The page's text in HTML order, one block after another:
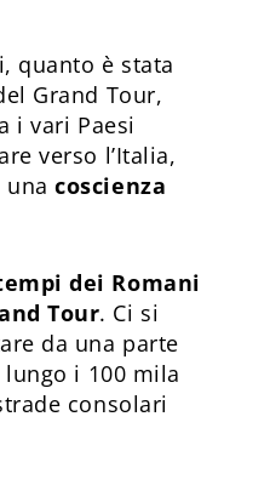
quanto è stata
Grand Tour,
i vari Paesi
verso l’Italia,
unacoscienza
dei Romani
Tour. Ci si
da una parte
lungo i 100 mila
consolari